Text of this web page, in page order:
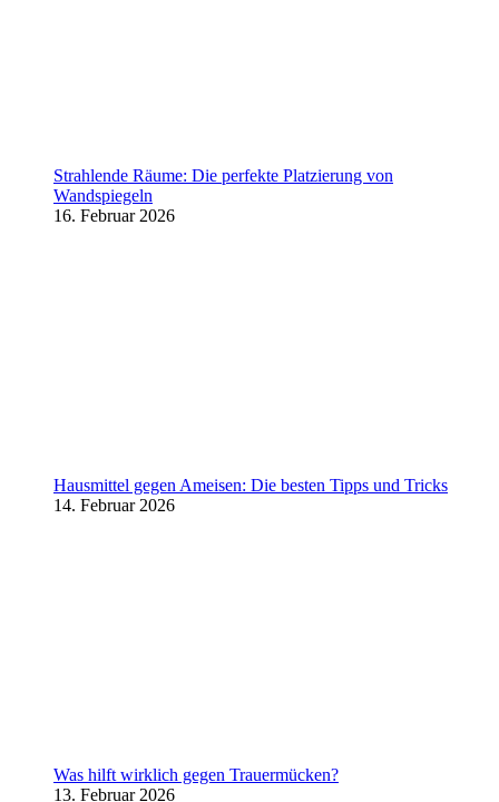
Strahlende Räume: Die perfekte Platzierung von
Wandspiegeln
16. Februar 2026
Hausmittel gegen Ameisen: Die besten Tipps und Tricks
14. Februar 2026
Was hilft wirklich gegen Trauermücken?
13. Februar 2026